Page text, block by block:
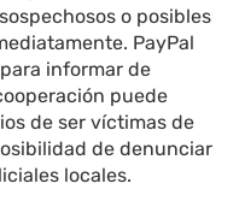
o posibles
PayPal
informar de
puede
de ser víctimas de
de denunciar
locales.